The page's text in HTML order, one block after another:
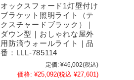
オックスフォード1灯壁付け
ブラケット照明ライト（テ
クスチャードブラック）｜
ダウン型｜おしゃれな屋外
用防滴ウォールライト｜品
番：LLL-785114
定価: ¥46,002(税込)
価格: ¥25,092(税込 ¥27,601)